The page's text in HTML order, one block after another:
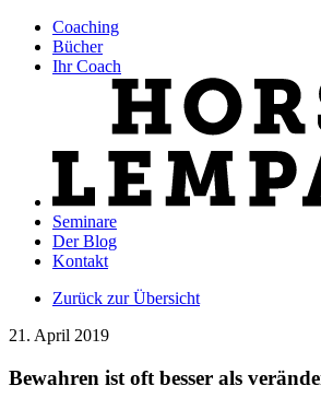
Coaching
Bücher
Ihr Coach
Seminare
Der Blog
Kontakt
Zurück zur Übersicht
21. April 2019
Bewahren ist oft besser als